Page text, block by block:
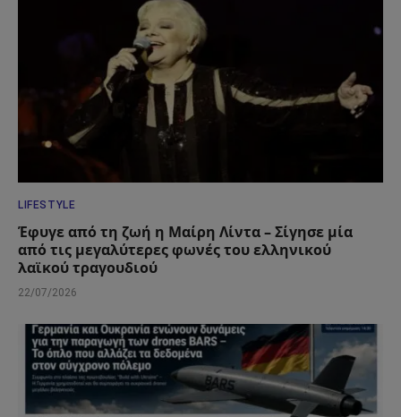
LIFESTYLE
Έφυγε από τη ζωή η Μαίρη Λίντα – Σίγησε μία
από τις μεγαλύτερες φωνές του ελληνικού
λαϊκού τραγουδιού
22/07/2026